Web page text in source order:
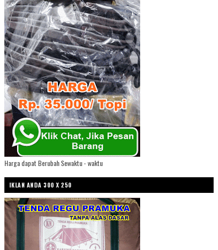
Harga dapat Berubah Sewaktu - waktu
IKLAN ANDA 300 X 250